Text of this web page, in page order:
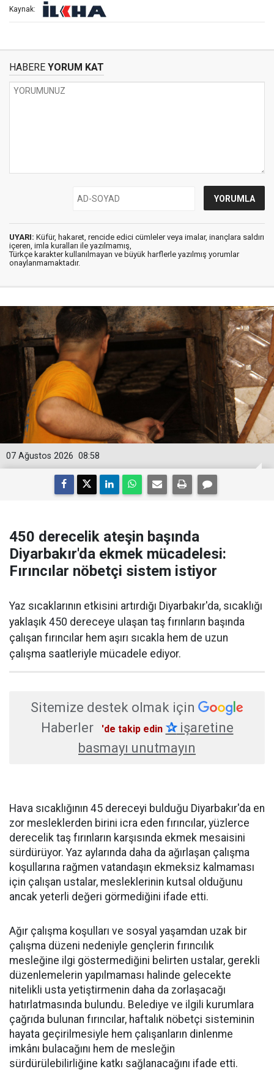
Kaynak:
HABERE YORUM KAT
UYARI: Küfür, hakaret, rencide edici cümleler veya imalar, inançlara saldırı
içeren, imla kuralları ile yazılmamış,
Türkçe karakter kullanılmayan ve büyük harflerle yazılmış yorumlar
onaylanmamaktadır.
08:58
07 Ağustos 2026
450 derecelik ateşin başında
Diyarbakır'da ekmek mücadelesi:
Fırıncılar nöbetçi sistem istiyor
Yaz sıcaklarının etkisini artırdığı Diyarbakır'da, sıcaklığı
yaklaşık 450 dereceye ulaşan taş fırınların başında
çalışan fırıncılar hem aşırı sıcakla hem de uzun
çalışma saatleriyle mücadele ediyor.
Sitemize destek olmak için
Haberler
'de takip edin ✰işaretine
basmayı unutmayın
Hava sıcaklığının 45 dereceyi bulduğu Diyarbakır'da en
zor mesleklerden birini icra eden fırıncılar, yüzlerce
derecelik taş fırınların karşısında ekmek mesaisini
sürdürüyor. Yaz aylarında daha da ağırlaşan çalışma
koşullarına rağmen vatandaşın ekmeksiz kalmaması
için çalışan ustalar, mesleklerinin kutsal olduğunu
ancak yeterli değeri görmediğini ifade etti.
Ağır çalışma koşulları ve sosyal yaşamdan uzak bir
çalışma düzeni nedeniyle gençlerin fırıncılık
mesleğine ilgi göstermediğini belirten ustalar, gerekli
düzenlemelerin yapılmaması halinde gelecekte
nitelikli usta yetiştirmenin daha da zorlaşacağı
hatırlatmasında bulundu. Belediye ve ilgili kurumlara
çağrıda bulunan fırıncılar, haftalık nöbetçi sisteminin
hayata geçirilmesiyle hem çalışanların dinlenme
imkânı bulacağını hem de mesleğin
sürdürülebilirliğine katkı sağlanacağını ifade etti.